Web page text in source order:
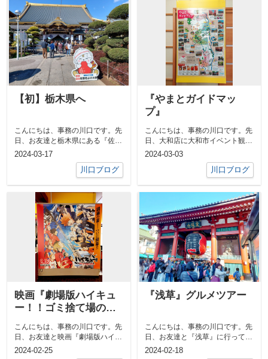
【初】栃木県へ
こんにちは、事務の川口です。先
日、お友達と栃木県にある『佐野
厄よけ大師』を参拝。祈願したの
2024-03-17
川口ブログ
『やまとガイドマッ
プ』
こんにちは、事務の川口です。先
日、大和店に大和市イベント観光
協会の『やまとガイドマップ』を
2024-03-03
川口ブログ
映画『劇場版ハイキュ
ー！！ゴミ捨て場の決
こんにちは、事務の川口です。先
日、お友達と映画『劇場版ハイキ
ュー！！ゴミ捨て場の決戦』を観
2024-02-25
『浅草』グルメツアー
こんにちは、事務の川口です。先
日、お友達と『浅草』に行って来
ました。予想通り、平日なのに外
2024-02-18